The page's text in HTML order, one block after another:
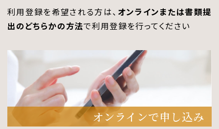
利用登録を希望される方は、 オンラインまたは書類提
出のどちらかの方法で利用登録を行ってください
オンラインで申し込み